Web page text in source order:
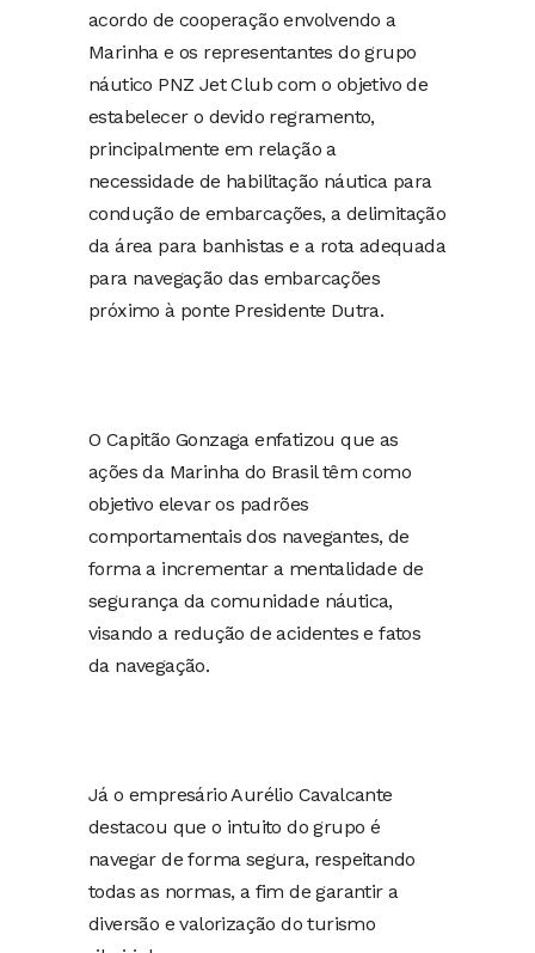
acordo de cooperação envolvendo a
Marinha e os representantes do grupo
náutico PNZ Jet Club com o objetivo de
estabelecer o devido regramento,
principalmente em relação a
necessidade de habilitação náutica para
condução de embarcações, a delimitação
da área para banhistas e a rota adequada
para navegação das embarcações
próximo à ponte Presidente Dutra.
O Capitão Gonzaga enfatizou que as
ações da Marinha do Brasil têm como
objetivo elevar os padrões
comportamentais dos navegantes, de
forma a incrementar a mentalidade de
segurança da comunidade náutica,
visando a redução de acidentes e fatos
da navegação.
Já o empresário Aurélio Cavalcante
destacou que o intuito do grupo é
navegar de forma segura, respeitando
todas as normas, a fim de garantir a
diversão e valorização do turismo